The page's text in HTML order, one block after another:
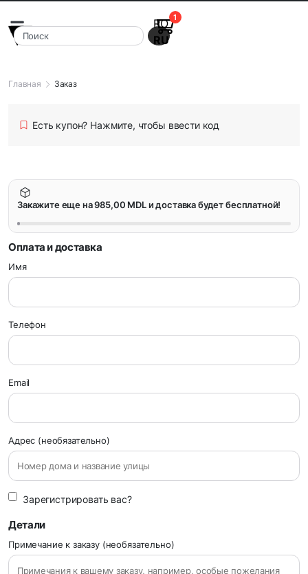
RO
RU
1
Главная Заказ
Есть купон? Нажмите, чтобы ввести код
Закажите еще на985,00 MDLи доставка будет бесплатной!
Оплата и доставка
Имя
Телефон
Email
Адрес (необязательно)
Зарегистрировать вас?
Детали
Примечание к заказу (необязательно)